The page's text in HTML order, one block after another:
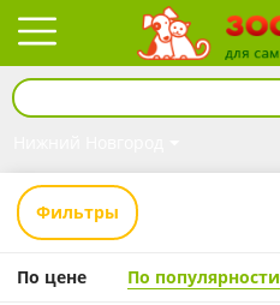
Фильтры
По цене По популярности